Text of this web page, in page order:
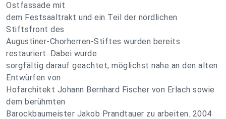
Ostfassade mit
dem Festsaaltrakt und ein Teil der nördlichen
Stiftsfront des
Augustiner-Chorherren-Stiftes wurden bereits
restauriert. Dabei wurde
sorgfältig darauf geachtet, möglichst nahe an den alten
Entwürfen von
Hofarchitekt Johann Bernhard Fischer von Erlach sowie
dem berühmten
Barockbaumeister Jakob Prandtauer zu arbeiten. 2004